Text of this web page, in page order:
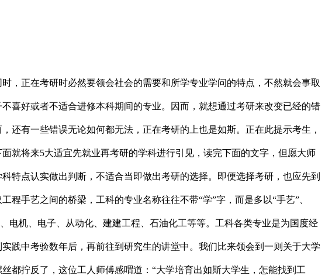
正在考研时必然要领会社会的需要和所学专业学问的特点，不然就会事取
喜好或者不适合进修本科期间的专业。因而，就想通过考研来改变已经的错
还有一些错误无论如何都无法，正在考研的上也是如斯。正在此提示考生，
就将来5大适宜先就业再考研的学科进行引见，读完下面的文字，但愿大师
特点认实做出判断，不适合当即做出考研的选择。即便选择考研，也应先到
手艺之间的桥梁，工科的专业名称往往不带“学”字，而是多以“手艺”、
电机、电子、从动化、建建工程、石油化工等等。工科各类专业是为国度经
践中考验数年后，再前往到研究生的讲堂中。我们比来领会到一则关于大学
都拧反了，这位工人师傅感喟道：“大学培育出如斯大学生，怎能找到工